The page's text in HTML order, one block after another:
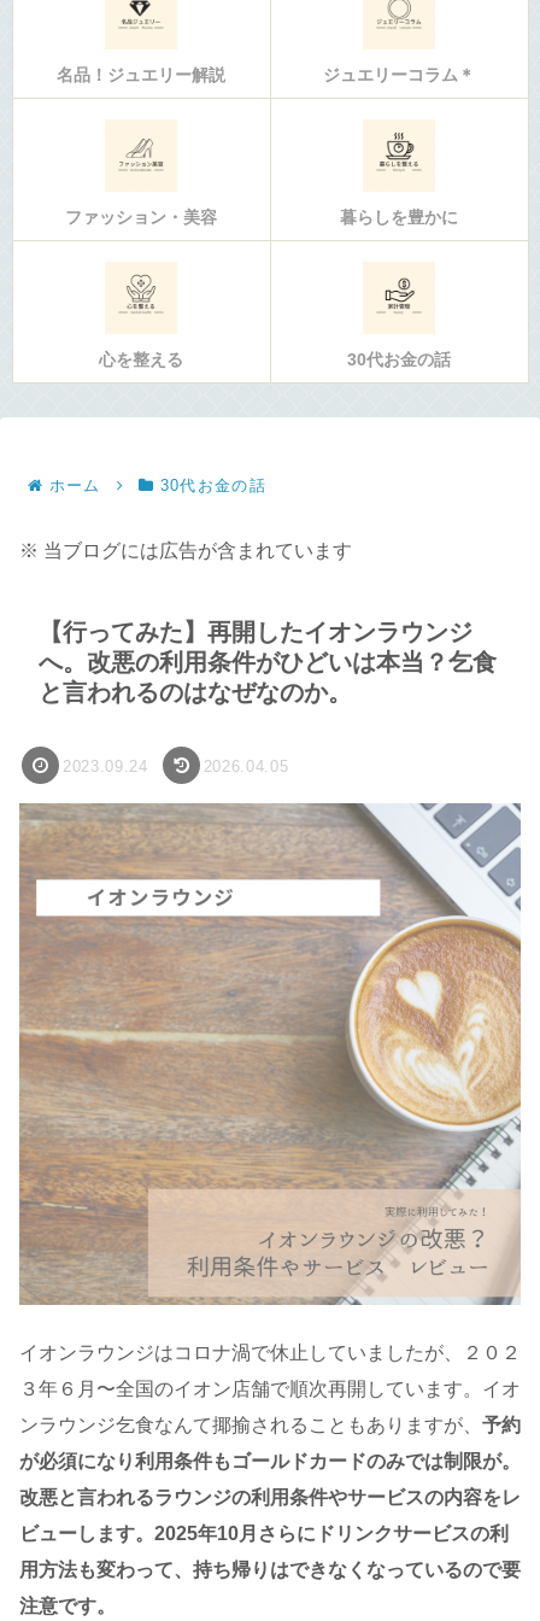
名品！ジュエリー解説 ジュエリーコラム＊
ファッション・美容 暮らしを豊かに
心を整える 30代お金の話
ホーム 30代お金の話
※ 当ブログには広告が含まれています
【行ってみた】再開したイオンラウンジ
へ。改悪の利用条件がひどいは本当？乞食
と言われるのはなぜなのか。
2023.09.24 2026.04.05
イオンラウンジはコロナ渦で休止していましたが、２０２
３年６月〜全国のイオン店舗で順次再開しています。イオ
ンラウンジ乞食なんて揶揄されることもありますが、 予約
が必須になり利用条件もゴールドカードのみでは制限が。
改悪と言われるラウンジの利用条件やサービスの内容をレ
ビューします。2025年10月さらにドリンクサービスの利
用方法も変わって、持ち帰りはできなくなっているので要
注意です。